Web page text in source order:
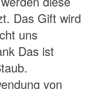
Das Gift wird
uns
Das ist
von